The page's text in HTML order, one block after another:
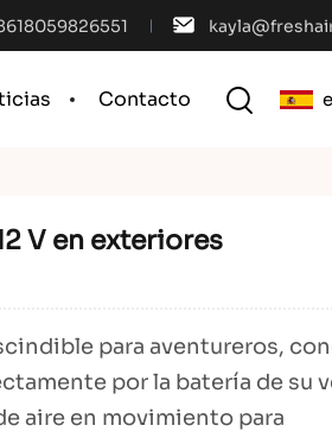
Contacto
V en exteriores
para aventureros,
por la batería de su
aire en movimiento para